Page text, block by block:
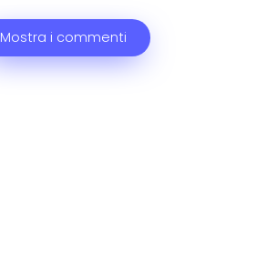
Mostra i commenti